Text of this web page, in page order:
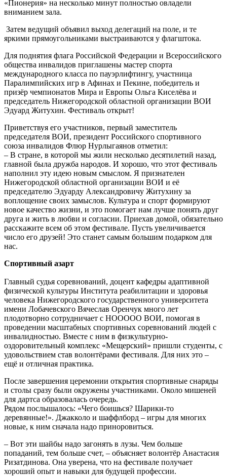
«Пионерия» на несколько минут полностью овладели
вниманием зала.
Затем ведущий объявил выход делегаций на поле, и те
яркими прямоугольниками выстраиваются у флагштока.
Для поднятия флага Российской Федерации и Всероссийского
общества инвалидов приглашены мастер спорта
международного класса по пауэрлифтингу, участница
Паралимпийских игр в Афинах и Пекине, победитель и
призёр чемпионатов Мира и Европы Ольга Киселёва и
председатель Нижегородской областной организации ВОИ
Эдуард Житухин. Фестиваль открыт!
Приветствуя его участников, первый заместитель
председателя ВОИ, президент Российского спортивного
союза инвалидов Флюр Нурлыгаянов отметил:
– В стране, в которой мы жили несколько десятилетий назад,
главной была дружба народов. И хорошо, что этот фестиваль
наполнил эту идею новым смыслом. Я признателен
Нижегородской областной организации ВОИ и её
председателю Эдуарду Александровичу Житухину за
воплощение своих замыслов. Культура и спорт формируют
новое качество жизни, и это помогает нам лучше понять друг
друга и жить в любви и согласии. Приехав домой, обязательно
расскажите всем об этом фестивале. Пусть увеличивается
число его друзей! Это станет самым большим подарком для
нас.
Спортивный азарт
Главный судья соревнований, доцент кафедры адаптивной
физической культуры Института реабилитации и здоровья
человека Нижегородского государственного университета
имени Лобачевского Вячеслав Оренчук много лет
плодотворно сотрудничает с НООООО ВОИ, помогая в
проведении масштабных спортивных соревнований людей с
инвалидностью. Вместе с ним в физкультурно-
оздоровительный комплекс «Мещерский» пришли студенты, с
удовольствием став волонтёрами фестиваля. Для них это –
ещё и отличная практика.
После завершения церемонии открытия спортивные снаряды
и столы сразу были окружены участниками. Около мишеней
для дартса образовалась очередь.
Рядом послышалось: «Чего боишься? Шарики-то
деревянные!». Джакколо и шаффлборд – игры для многих
новые, к ним сначала надо приноровиться.
– Вот эти шайбы надо загонять в лузы. Чем больше
попаданий, тем больше счет, – объясняет волонтёр Анастасия
Ризатдинова. Она уверена, что на фестивале получает
хороший опыт и навыки для будущей профессии.